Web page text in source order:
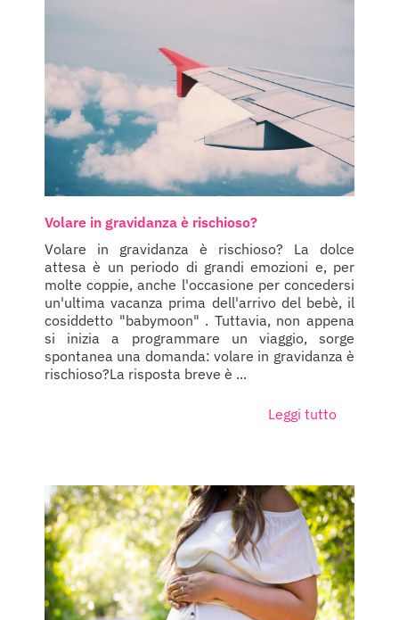
Volare in gravidanza è rischioso?
Volare in gravidanza è rischioso? La dolce
attesa è un periodo di grandi emozioni e, per
molte coppie, anche l'occasione per concedersi
un'ultima vacanza prima dell'arrivo del bebè, il
cosiddetto "babymoon" . Tuttavia, non appena
si inizia a programmare un viaggio, sorge
spontanea una domanda: volare in gravidanza è
rischioso?La risposta breve è ...
Leggi tutto